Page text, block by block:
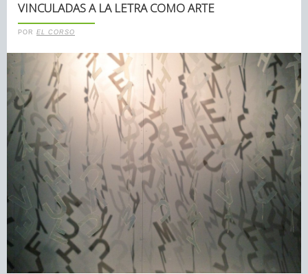
VINCULADAS A LA LETRA COMO ARTE
POR EL CORSO